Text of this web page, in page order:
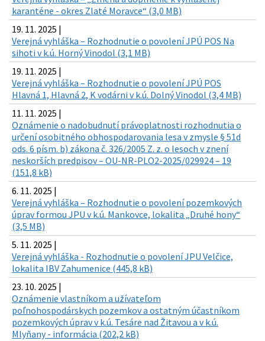
karanténe - okres Zlaté Moravce“ (3,0 MB)
19. 11. 2025 |
Verejná vyhláška – Rozhodnutie o povolení JPÚ POS Na
sihoti v k.ú. Horný Vinodol (3,1 MB)
19. 11. 2025 |
Verejná vyhláška – Rozhodnutie o povolení JPÚ POS
Hlavná 1, Hlavná 2, K vodárni v k.ú. Dolný Vinodol (3,4 MB)
11. 11. 2025 |
Oznámenie o nadobudnutí právoplatnosti rozhodnutia o
určení osobitného obhospodarovania lesa v zmysle § 51d
ods. 6 písm. b) zákona č. 326/2005 Z. z. o lesoch v znení
neskorších predpisov – OU-NR-PLO2-2025/029924 – 19
(151,8 kB)
6. 11. 2025 |
Verejná vyhláška – Rozhodnutie o povolení pozemkových
úprav formou JPU v k.ú. Mankovce, lokalita „Druhé hony“
(3,5 MB)
5. 11. 2025 |
Verejná vyhláška - Rozhodnutie o povolení JPU Velčice,
lokalita IBV Zahumenice (445,8 kB)
23. 10. 2025 |
Oznámenie vlastníkom a užívateľom
poľnohospodárskych pozemkov a ostatným účastníkom
pozemkových úprav v k.ú. Tesáre nad Žitavou a v k.ú.
Mlyňany - informácia (202,2 kB)